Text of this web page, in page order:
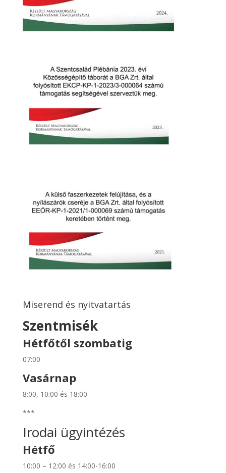
Miserend és nyitvatartás
Szentmisék
Hétfőtől szombatig
07:00
Vasárnap
8:00, 10:00 és 18:00
***
Irodai ügyintézés
Hétfő
10:00 – 12:00 és 14:00-16:00